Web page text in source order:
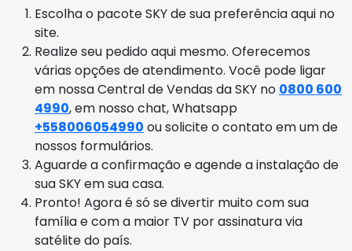
Escolha o pacote SKY de sua preferência aqui no
site.
Realize seu pedido aqui mesmo. Oferecemos
várias opções de atendimento. Você pode ligar
em nossa Central de Vendas da SKY no 0800 600
4990, em nosso chat, Whatsapp
+558006054990 ou solicite o contato em um de
nossos formulários.
Aguarde a confirmação e agende a instalação de
sua SKY em sua casa.
Pronto! Agora é só se divertir muito com sua
família e com a maior TV por assinatura via
satélite do país.